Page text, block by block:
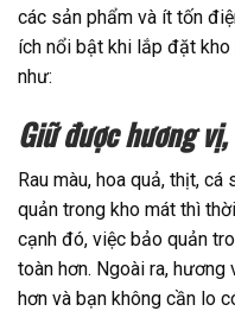
các sản phẩm và ít tốn
ích nổi bật khi lắp đặt
như:
Giữ được hương
Rau màu, hoa quả, thịt,
quản trong kho mát thì
cạnh đó, việc bảo quản
toàn hơn. Ngoài ra,
hơn và bạn không cần lo